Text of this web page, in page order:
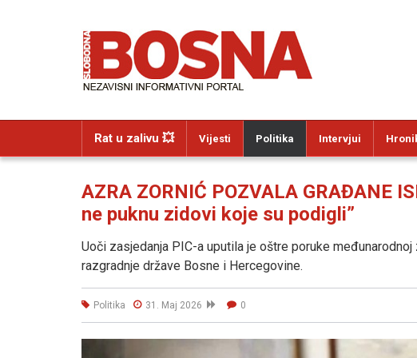
Rat u zalivu 💥 Vijesti Politika Intervjui
AZRA ZORNIĆ POZVALA GRAĐANE
ne puknu zidovi koje su podigli”
Uoči zasjedanja PIC-a uputila je oštre poruke
razgradnje države Bosne i Hercegovine.
Politika 31. Maj 2026 0